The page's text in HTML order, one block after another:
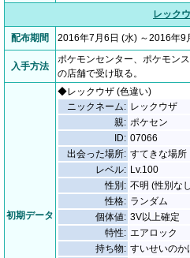
レック
配布期間 2016年7月6日 (水) ～2016年9
入手方法
ポケモンセンター、ポケモン
の店舗で受け取る。
初期データ
◆レックウザ (色違い)
ニックネーム: レックウザ
親: ポケセン
ID: 07066
出会った場所: すてきな場所
レベル: Lv.100
性別: 不明 (性別な
性格: ランダム
個体値: 3V以上確定
特性: エアロック
持ち物: すいせいのか